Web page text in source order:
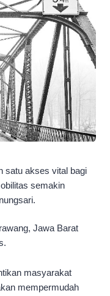
satu akses vital bagi
semakin
Jawa Barat
masyarakat
mempermudah